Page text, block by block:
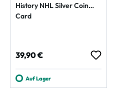
History NHL Silver Coin
Card
Regulärer Preis:
39,90 €
Auf Lager